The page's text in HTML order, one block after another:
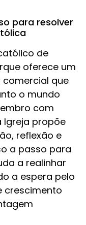
para resolver
de
oferece um
que
o mundo
com
Igreja propõe
reflexão e
a passo para
a realinhar
a espera pelo
crescimento